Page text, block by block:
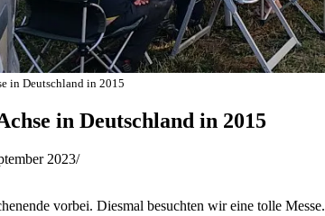
in Deutschland in 2015
in Deutschland in 2015
2023
vorbei. Diesmal besuchten wir eine tolle Messe.